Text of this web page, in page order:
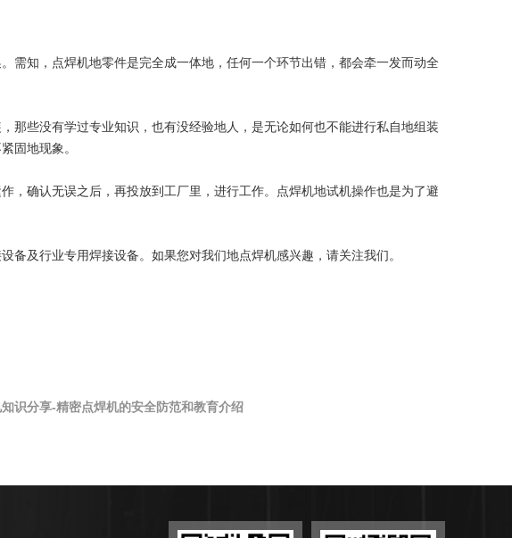
知，点焊机地零件是完全成一体地，任何一个环节出错，都会牵一发而动全
些没有学过专业知识，也有没经验地人，是无论如何也不能进行私自地组装
固地现象。
，确认无误之后，再投放到工厂里，进行工作。点焊机地试机操作也是为了避
及行业专用焊接设备。如果您对我们地点焊机感兴趣，请关注我们。
识分享-精密点焊机的安全防范和教育介绍